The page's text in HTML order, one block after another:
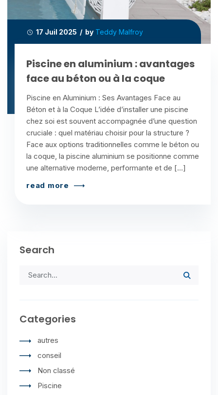
17 Juil 2025 / by Teddy Malfroy
Piscine en aluminium : avantages
face au béton ou à la coque
Piscine en Aluminium : Ses Avantages Face au
Béton et à la Coque L’idée d’installer une piscine
chez soi est souvent accompagnée d’une question
cruciale : quel matériau choisir pour la structure ?
Face aux options traditionnelles comme le béton ou
la coque, la piscine aluminium se positionne comme
une alternative moderne, performante et de […]
read more
Search
Categories
autres
conseil
Non classé
Piscine